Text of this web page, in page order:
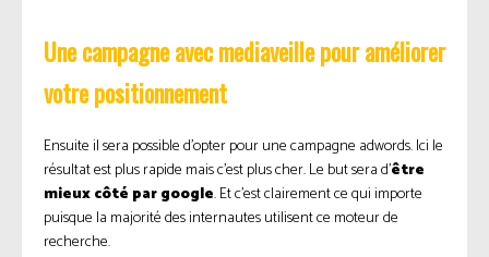
Une campagne avec mediaveille pour améliorer
votre positionnement
Ensuite il sera possible d’opter pour une campagne adwords. Ici le
résultat est plus rapide mais c’est plus cher. Le but sera d’être
mieux côté par google. Et c’est clairement ce qui importe
puisque la majorité des internautes utilisent ce moteur de
recherche.